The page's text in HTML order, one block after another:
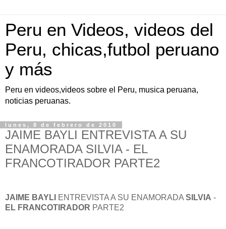
Peru en Videos, videos del
Peru, chicas,futbol peruano
y más
Peru en videos,videos sobre el Peru, musica peruana,
noticias peruanas.
lunes, 8 de febrero de 2010
JAIME BAYLI ENTREVISTA A SU
ENAMORADA SILVIA - EL
FRANCOTIRADOR PARTE2
JAIME BAYLI ENTREVISTA A SU ENAMORADA SILVIA -
EL FRANCOTIRADOR PARTE2